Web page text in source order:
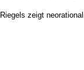
zeigt